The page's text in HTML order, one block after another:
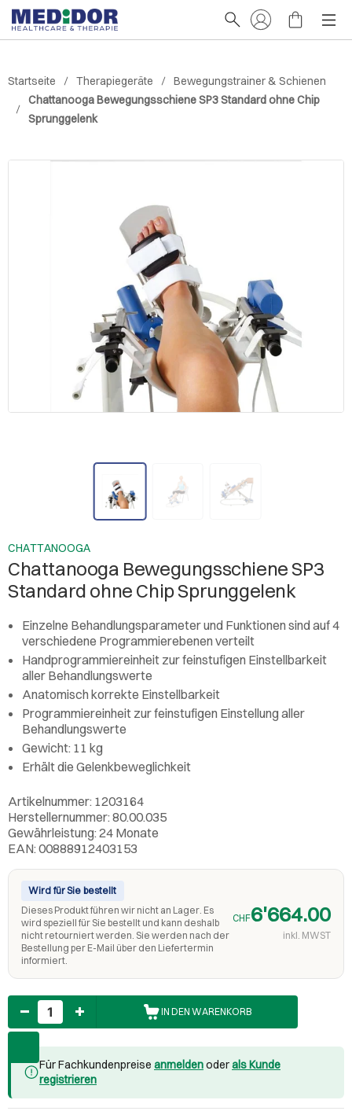
Startseite Therapiegeräte
Bewegungstrainer & Schienen
Chattanooga Bewegungsschiene SP3 Standard ohne Chip
Sprunggelenk
CHATTANOOGA
Chattanooga Bewegungsschiene SP3
Standard ohne Chip Sprunggelenk
Einzelne Behandlungsparameter und Funktionen sind auf 4
verschiedene Programmierebenen verteilt
Handprogrammiereinheit zur feinstufigen Einstellbarkeit
aller Behandlungswerte
Anatomisch korrekte Einstellbarkeit
Programmiereinheit zur feinstufigen Einstellung aller
Behandlungswerte
Gewicht: 11 kg
Erhält die Gelenkbeweglichkeit
Artikelnummer: 1203164
Herstellernummer: 80.00.035
Gewährleistung: 24 Monate
EAN: 00888912403153
Wird für Sie bestellt
Dieses Produkt führen wir nicht an Lager. Es
wird speziell für Sie bestellt und kann deshalb
nicht retourniert werden. Sie werden nach der
Bestellung per E-Mail über den Liefertermin
informiert.
CHF6'664.00
inkl. MWST
Anzahl
IN DEN WARENKORB
Für Fachkundenpreise anmeldenoderals Kunde
registrieren